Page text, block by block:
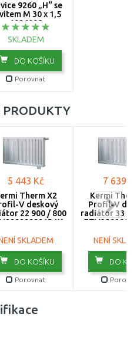
9260 „H“ se
M 30 x 1,5
1926098
SKLADEM
DO KOŠÍKU
Porovnat
5 443 Kč
Therm X2
V deskový
22 900 / 800
SKLADEM
DO KOŠÍKU
Porovnat
7 639
Kermi
Profil-V
radiátor 33
NENÍ
DO